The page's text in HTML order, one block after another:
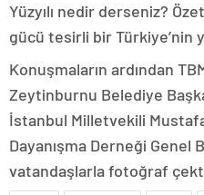
Yüzyılı nedir derseniz?
gücü tesirli bir Türkiye’nin
Konuşmaların ardından
Zeytinburnu Belediye
İstanbul Milletvekili
Dayanışma Derneği Genel
vatandaşlarla fotoğraf